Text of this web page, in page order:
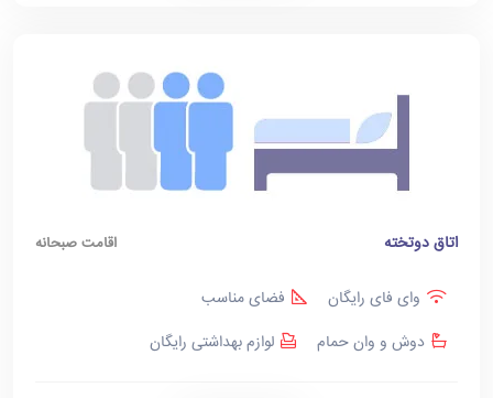
اتاق دوتخته اقامت صبحانه
وای فای رایگان
فضای مناسب
دوش و وان حمام
لوازم بهداشتی رایگان